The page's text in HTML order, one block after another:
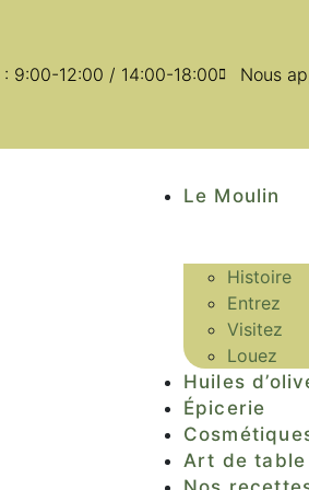
9:00-12:00 / 14:00-18:00 Nous
Le Moulin
Histoire
Entrez
Visitez
Louez
Huiles
Épicerie
Art de table